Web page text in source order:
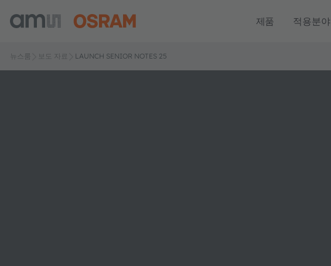
제품 적용분야
뉴스룸 보도 자료 LAUNCH SENIOR NOTES 25